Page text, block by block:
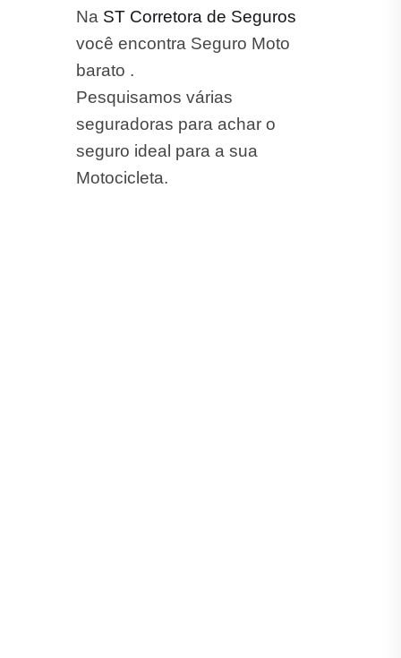
Na ST Corretora de Seguros
você encontra Seguro Moto
barato .
Pesquisamos várias
seguradoras para achar o
seguro ideal para a sua
Motocicleta.